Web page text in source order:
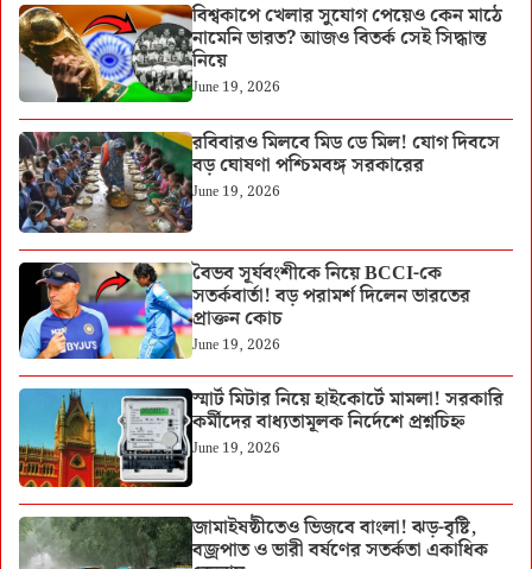
বিশ্বকাপে খেলার সুযোগ পেয়েও কেন মাঠে
নামেনি ভারত? আজও বিতর্ক সেই সিদ্ধান্ত
নিয়ে
June 19, 2026
রবিবারও মিলবে মিড ডে মিল! যোগ দিবসে
বড় ঘোষণা পশ্চিমবঙ্গ সরকারের
June 19, 2026
বৈভব সূর্যবংশীকে নিয়ে BCCI-কে
সতর্কবার্তা! বড় পরামর্শ দিলেন ভারতের
প্রাক্তন কোচ
June 19, 2026
স্মার্ট মিটার নিয়ে হাইকোর্টে মামলা! সরকারি
কর্মীদের বাধ্যতামূলক নির্দেশে প্রশ্নচিহ্ন
June 19, 2026
জামাইষষ্ঠীতেও ভিজবে বাংলা! ঝড়-বৃষ্টি,
বজ্রপাত ও ভারী বর্ষণের সতর্কতা একাধিক